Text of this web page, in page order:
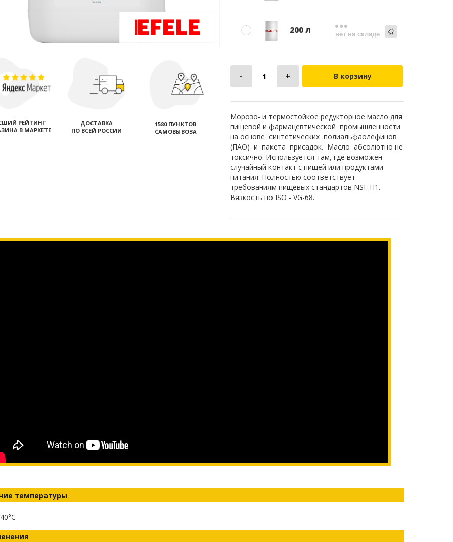
РЕЙТИНГ
В МАРКЕТЕ
ДОСТАВКА
ПО ВСЕЙ РОССИИ
1580 ПУНКТОВ
САМОВЫВОЗА
200 л нет на складе
В корзину
Морозо- и термостойкое редукторное масло для
пищевой и фармацевтической промышленности
на основе синтетических полиальфаолефинов
(ПАО) и пакета присадок. Масло абсолютно не
токсично. Используется там, где возможен
случайный контакт с пищей или продуктами
питания. Полностью соответствует
требованиям пищевых стандартов NSF H1.
Вязкость по ISO - VG-68.
температуры